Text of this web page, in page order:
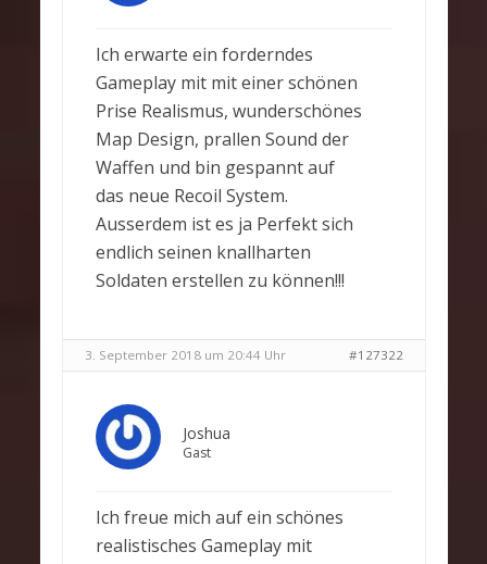
Ich erwarte ein forderndes
Gameplay mit mit einer schönen
Prise Realismus, wunderschönes
Map Design, prallen Sound der
Waffen und bin gespannt auf
das neue Recoil System.
Ausserdem ist es ja Perfekt sich
endlich seinen knallharten
Soldaten erstellen zu können!!!
3. September 2018 um 20:44 Uhr #127322
Joshua
Gast
Ich freue mich auf ein schönes
realistisches Gameplay mit